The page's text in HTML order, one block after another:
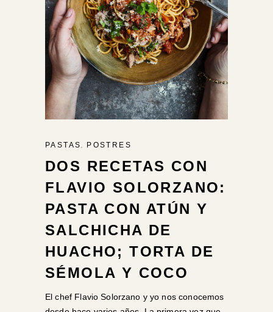
PASTAS, POSTRES
DOS RECETAS CON
FLAVIO SOLORZANO:
PASTA CON ATÚN Y
SALCHICHA DE
HUACHO; TORTA DE
SÉMOLA Y COCO
El chef Flavio Solorzano y yo nos conocemos